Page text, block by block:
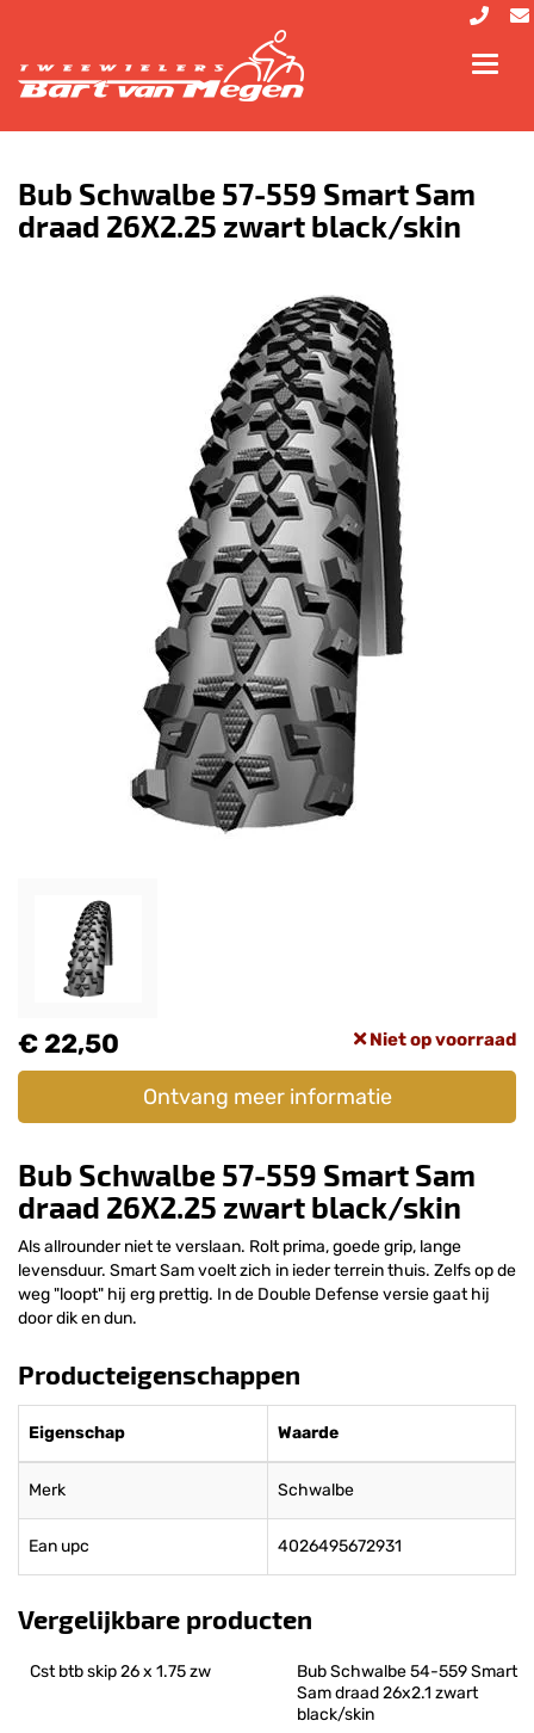
Bub Schwalbe 57-559 Smart Sam
draad 26X2.25 zwart black/skin
€ 22,50 Niet op voorraad
Ontvang meer informatie
Bub Schwalbe 57-559 Smart Sam
draad 26X2.25 zwart black/skin
Als allrounder niet te verslaan. Rolt prima, goede grip, lange
levensduur. Smart Sam voelt zich in ieder terrein thuis. Zelfs op de
weg "loopt" hij erg prettig. In de Double Defense versie gaat hij
door dik en dun.
Producteigenschappen
Eigenschap Waarde
Merk Schwalbe
Ean upc 4026495672931
Vergelijkbare producten
Cst btb skip 26 x 1.75 zw
Bub Schwalbe 54-559 Smart
Sam draad 26x2.1 zwart
black/skin